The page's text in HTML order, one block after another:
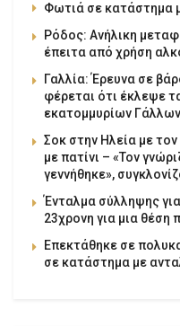
Φωτιά σε κατάστημα
Ρόδος: Ανήλικη
έπειτα από χρήση
Γαλλία: Έρευνα σε
φέρεται ότι έκλεψε
εκατομμυρίων Γάλλων
Σοκ στην Ηλεία με
με πατίνι – «Τον
γεννήθηκε»,
Ένταλμα σύλληψης
23χρονη για μια θέση
Επεκτάθηκε σε
σε κατάστημα με